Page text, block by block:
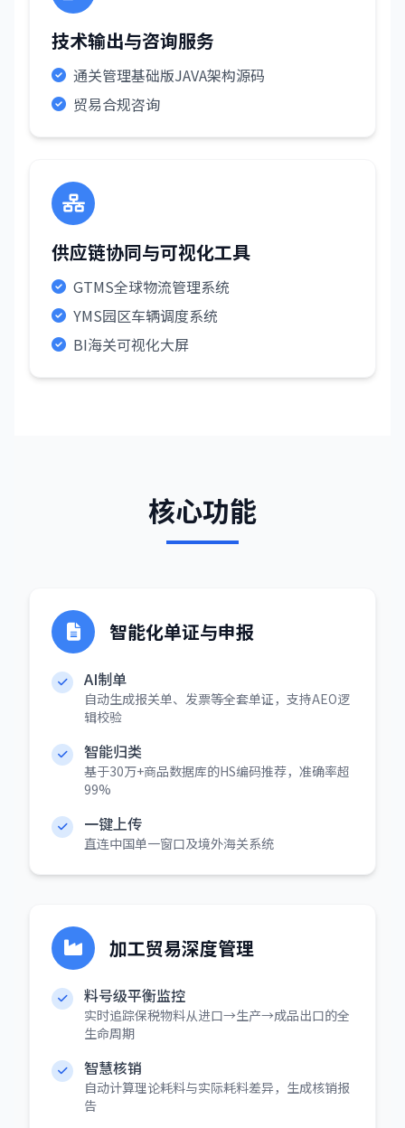
技术输出与咨询服务
通关管理基础版JAVA架构源码
贸易合规咨询
供应链协同与可视化工具
GTMS全球物流管理系统
YMS园区车辆调度系统
BI海关可视化大屏
核心功能
智能化单证与申报
AI制单
自动生成报关单、发票等全套单证，支持AEO逻
辑校验
智能归类
基于30万+商品数据库的HS编码推荐，准确率超
99%
一键上传
直连中国单一窗口及境外海关系统
加工贸易深度管理
料号级平衡监控
实时追踪保税物料从进口→生产→成品出口的全
生命周期
智慧核销
自动计算理论耗料与实际耗料差异，生成核销报
告